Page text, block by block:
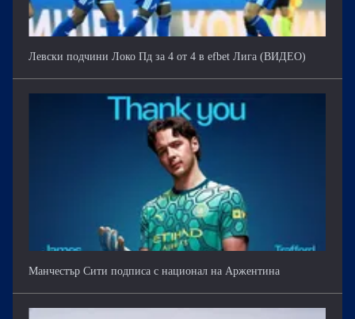
Левски подчини Локо Пд за 4 от 4 в efbet Лига (ВИДЕО)
Манчестър Сити подписа с национал на Аржентина